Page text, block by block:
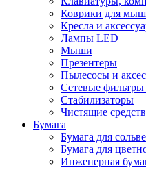
Коврики для
Кресла и
Лампы LED
Мыши
Презентеры
Пылесосы и
Сетевые
Стабилизаторы
Чистящие
Бумага
Бумага для
Бумага для
Инженерная